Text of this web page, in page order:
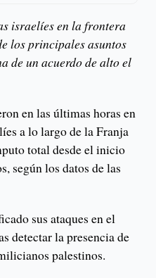
israelíes en la frontera
los principales asuntos
de un acuerdo de alto el
en las últimas horas en
a lo largo de la Franja
total desde el inicio
según los datos de las
sus ataques en el
detectar la presencia de
palestinos.